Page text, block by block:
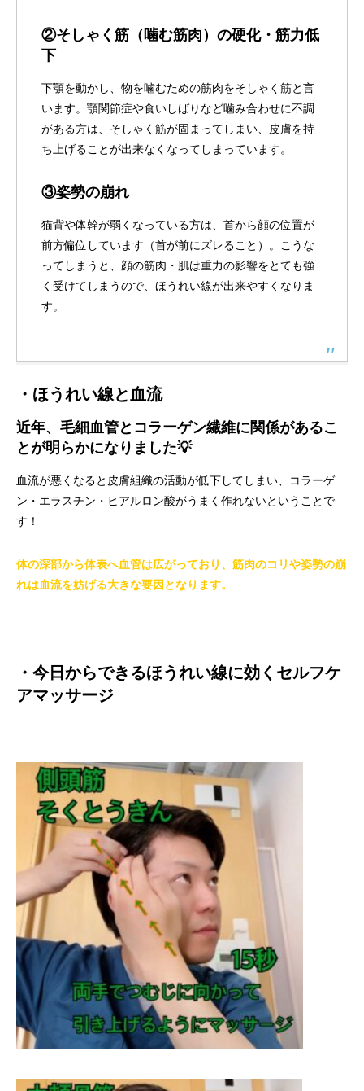
②そしゃく筋（噛む筋肉）の硬化・筋力低
下
下顎を動かし、物を噛むための筋肉をそしゃく筋と言
います。顎関節症や食いしばりなど噛み合わせに不調
がある方は、そしゃく筋が固まってしまい、皮膚を持
ち上げることが出来なくなってしまっています。
③姿勢の崩れ
猫背や体幹が弱くなっている方は、首から顔の位置が
前方偏位しています（首が前にズレること）。こうな
ってしまうと、顔の筋肉・肌は重力の影響をとても強
く受けてしまうので、ほうれい線が出来やすくなりま
す。
・ほうれい線と血流
近年、毛細血管とコラーゲン繊維に関係があるこ
とが明らかになりました💡
血流が悪くなると皮膚組織の活動が低下してしまい、コラーゲ
ン・エラスチン・ヒアルロン酸がうまく作れないということで
す！
体の深部から体表へ血管は広がっており、筋肉のコリや姿勢の崩
れは血流を妨げる大きな要因となります。
・今日からできるほうれい線に効くセルフケ
アマッサージ